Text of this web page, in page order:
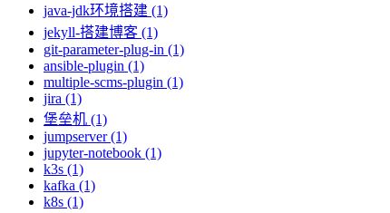
java-jdk环境搭建 (1)
jekyll-搭建博客 (1)
git-parameter-plug-in (1)
ansible-plugin (1)
multiple-scms-plugin (1)
jira (1)
堡垒机 (1)
jumpserver (1)
jupyter-notebook (1)
k3s (1)
kafka (1)
k8s (1)